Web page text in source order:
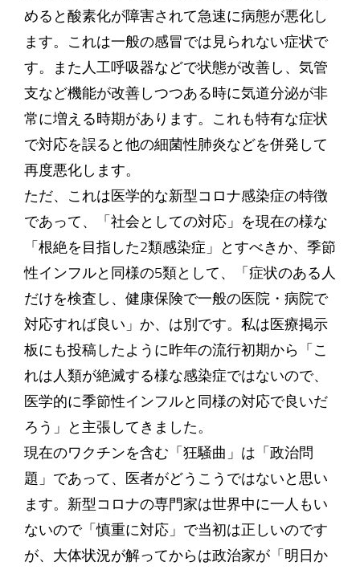
めると酸素化が障害されて急速に病態が悪化し
ます。これは一般の感冒では見られない症状で
す。また人工呼吸器などで状態が改善し、気管
支など機能が改善しつつある時に気道分泌が非
常に増える時期があります。これも特有な症状
で対応を誤ると他の細菌性肺炎などを併発して
再度悪化します。
ただ、これは医学的な新型コロナ感染症の特徴
であって、「社会としての対応」を現在の様な
「根絶を目指した2類感染症」とすべきか、季節
性インフルと同様の5類として、「症状のある人
だけを検査し、健康保険で一般の医院・病院で
対応すれば良い」か、は別です。私は医療掲示
板にも投稿したように昨年の流行初期から「こ
れは人類が絶滅する様な感染症ではないので、
医学的に季節性インフルと同様の対応で良いだ
ろう」と主張してきました。
現在のワクチンを含む「狂騒曲」は「政治問
題」であって、医者がどうこうではないと思い
ます。新型コロナの専門家は世界中に一人もい
ないので「慎重に対応」で当初は正しいのです
が、大体状況が解ってからは政治家が「明日か